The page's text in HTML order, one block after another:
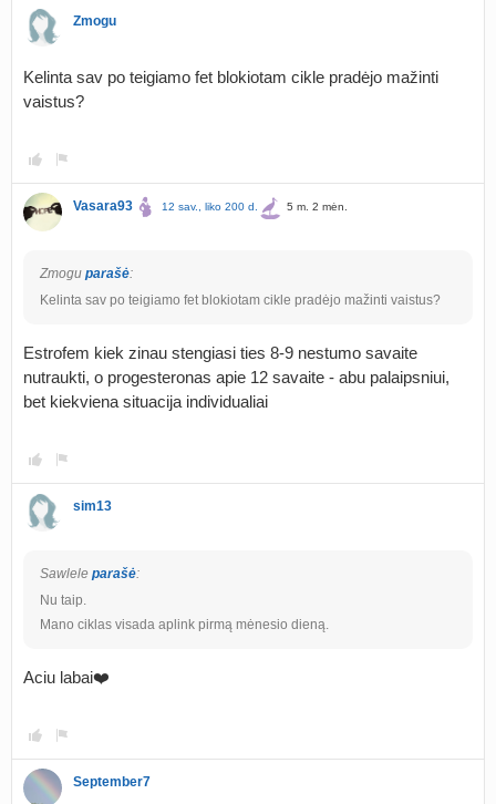
Zmogu
Kelinta sav po teigiamo fet blokiotam cikle pradėjo mažinti
vaistus?
Vasara93 12 sav., liko 200 d. 5 m. 2 mėn.
Zmogu parašė:
Kelinta sav po teigiamo fet blokiotam cikle pradėjo mažinti vaistus?
Estrofem kiek zinau stengiasi ties 8-9 nestumo savaite
nutraukti, o progesteronas apie 12 savaite - abu palaipsniui,
bet kiekviena situacija individualiai
sim13
Sawlele parašė:
Nu taip.
Mano ciklas visada aplink pirmą mėnesio dieną.
Aciu labai❤️
September7